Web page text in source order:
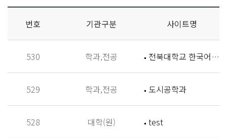
번호 기관구분 사이트명
530 학과,전공 전북대학교 한국어학과
529 학과,전공 도시공학과
528 대학(원) test